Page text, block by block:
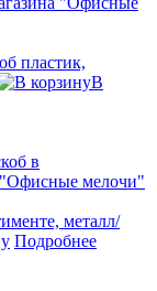
пластик,
В
металл/
Подробнее